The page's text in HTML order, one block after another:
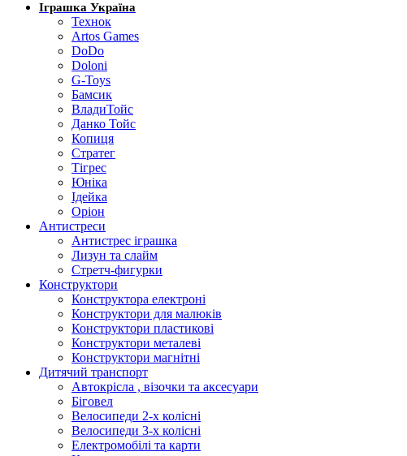
Іграшка Україна
Технок
Artos Games
DoDo
Doloni
G-Toys
Бамсик
ВладиТойс
Данко Тойс
Копиця
Стратег
Тігрес
Юніка
Ідейка
Оріон
Антистреси
Антистрес іграшка
Лизун та слайм
Стретч-фигурки
Конструктори
Конструктора електроні
Конструктори для малюків
Конструктори пластикові
Конструктори металеві
Конструктори магнітні
Дитячий транспорт
Автокрісла , візочки та аксесуари
Біговел
Велосипеди 2-х колісні
Велосипеди 3-х колісні
Електромобілі та карти